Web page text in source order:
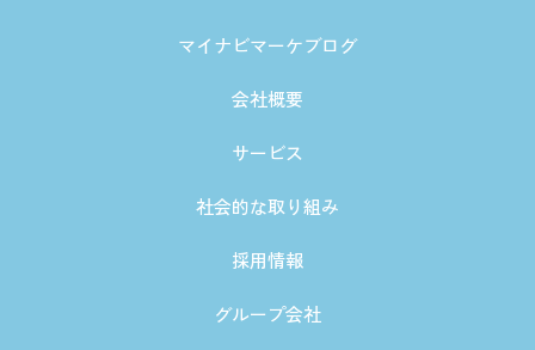
マイナビマーケブログ
会社概要
サービス
社会的な取り組み
採用情報
グループ会社